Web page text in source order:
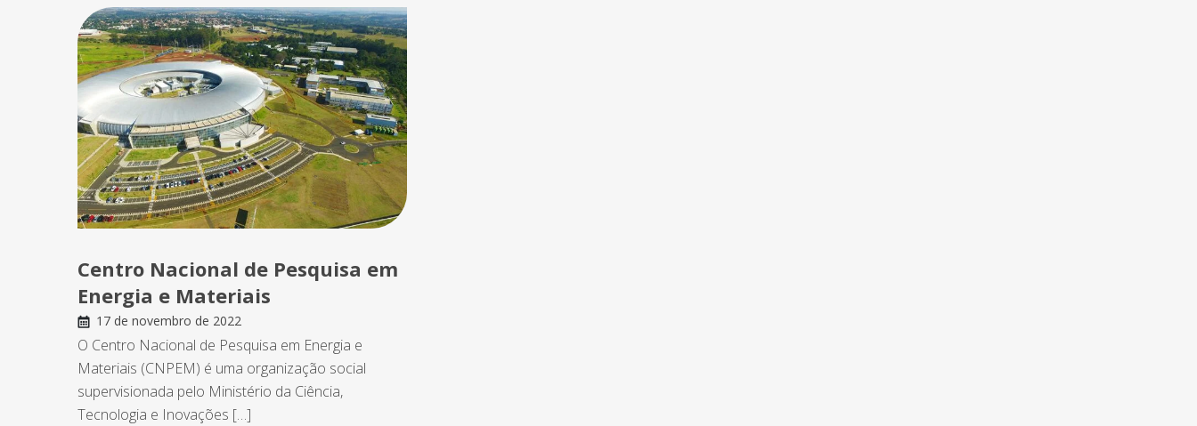
Centro Nacional de Pesquisa em
Energia e Materiais
17 de novembro de 2022
O Centro Nacional de Pesquisa em Energia e
Materiais (CNPEM) é uma organização social
supervisionada pelo Ministério da Ciência,
Tecnologia e Inovações […]